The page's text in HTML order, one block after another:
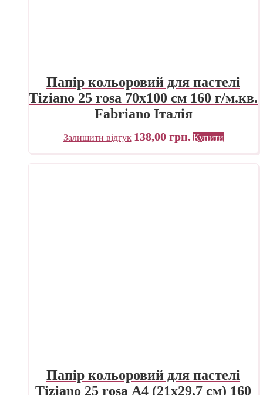
Папір кольоровий для пастелі
Tiziano 25 rosa 70х100 см 160 г/м.кв.
Fabriano Італія
Залишити відгук 138,00 грн. Купити
Папір кольоровий для пастелі
Tiziano 25 rosa А4 (21х29,7 см) 160